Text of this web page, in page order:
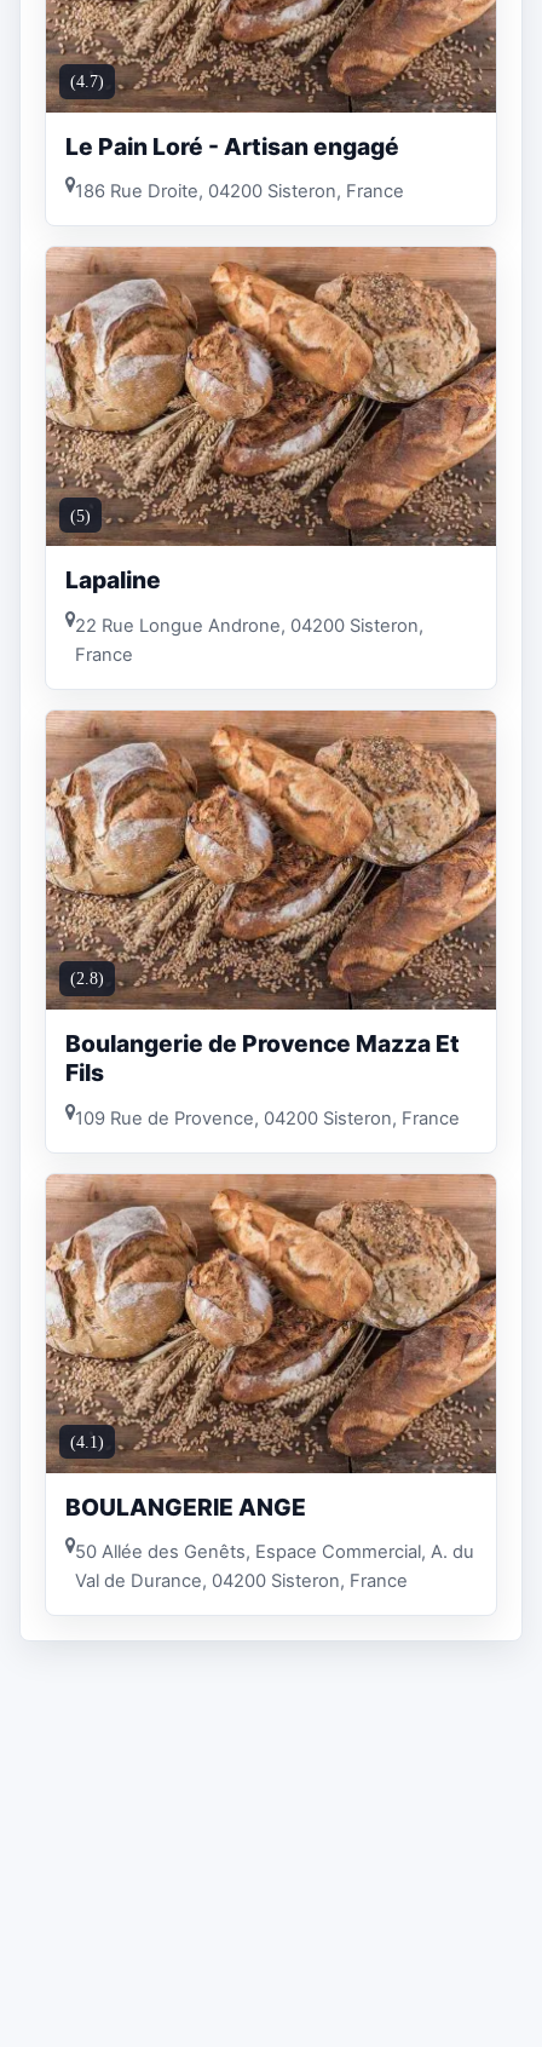
(4.7)
Le Pain Loré - Artisan engagé
186 Rue Droite, 04200 Sisteron, France
(5)
Lapaline
22 Rue Longue Androne, 04200 Sisteron,
France
(2.8)
Boulangerie de Provence Mazza Et
Fils
109 Rue de Provence, 04200 Sisteron, France
(4.1)
BOULANGERIE ANGE
50 Allée des Genêts, Espace Commercial, A. du
Val de Durance, 04200 Sisteron, France